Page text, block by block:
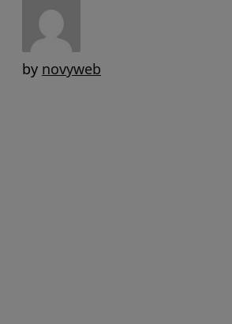
by novyweb